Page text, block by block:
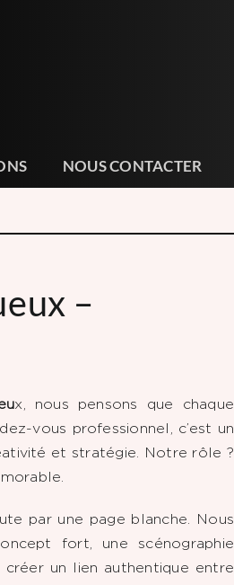
NOUS CONTACTER
–
x, nous pensons que chaque
vous professionnel, c’est un
et stratégie. Notre rôle ?
par une page blanche. Nous
fort, une scénographie
créer un lien authentique entre